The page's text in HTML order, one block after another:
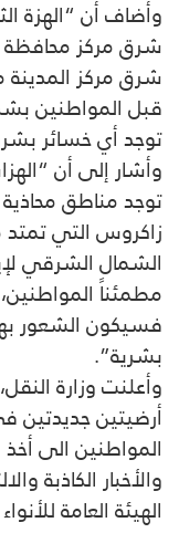
شرق مركز
قبل المواطنين
توجد أي خسائر
وأشار إلى أن
توجد مناطق
زاكروس التي تمتد
الشمال الشرقي
مطمئناً
فسيكون الشعور
بشرية”.
وأعلنت وزارة
أرضيتين جديدتين
المواطنين الى أخذ
والأخبار الكاذبة
الهيئة العامة